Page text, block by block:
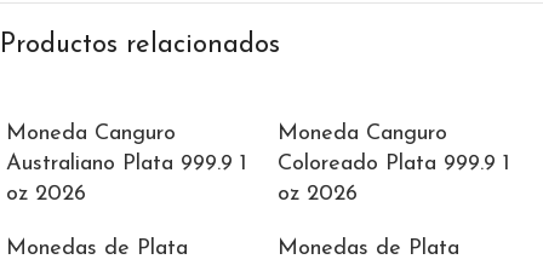
Productos relacionados
Moneda Canguro
Australiano Plata 999.9 1
oz 2026
Monedas de Plata
Moneda Canguro
Coloreado Plata 999.9 1
oz 2026
Monedas de Plata